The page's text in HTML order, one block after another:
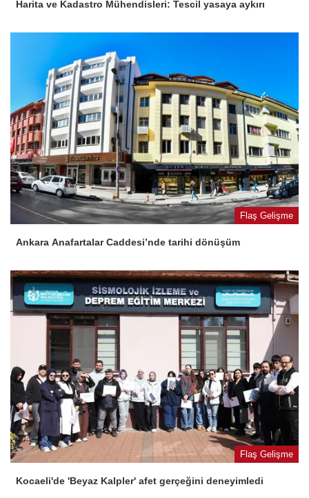
Harita ve Kadastro Mühendisleri: Tescil yasaya aykırı
Flaş Gelişme
Ankara Anafartalar Caddesi’nde tarihi dönüşüm
Flaş Gelişme
Kocaeli'de 'Beyaz Kalpler' afet gerçeğini deneyimledi